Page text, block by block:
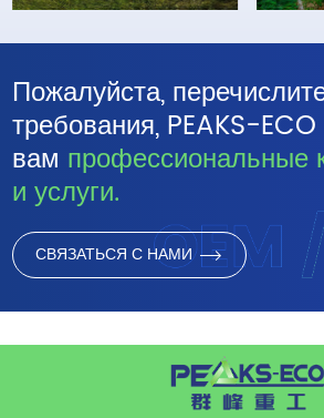
Пожалуйста,
требования, PEAKS-
вам профессиональные
и услуги.
СВЯЗАТЬСЯ С НАМИ